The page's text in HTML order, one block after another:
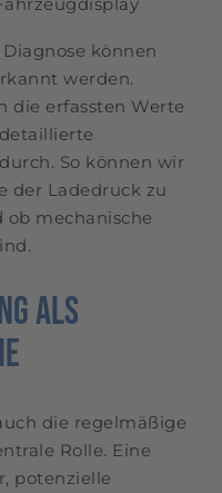
können
werden.
die erfassten Werte
So können wir
der Ladedruck zu
mechanische
als
die regelmäßige
Rolle. Eine
potenzielle